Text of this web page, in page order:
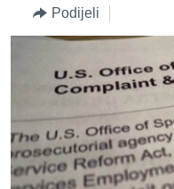
SVIJET
KORUPCIJA
SLOBODA MEDIJA
ŽENSKA STRANA
IZBJEGLIČKA STRANA
MAGAZIN
O GLASU AMERIKE
Podijeli